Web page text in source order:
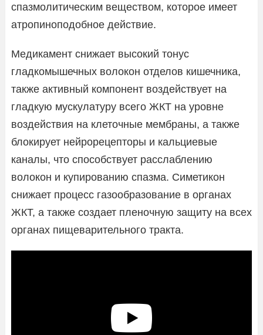
спазмолитическим веществом, которое имеет
атропиноподобное действие.
Медикамент снижает высокий тонус
гладкомышечных волокон отделов кишечника,
также активный компонент воздействует на
гладкую мускулатуру всего ЖКТ на уровне
воздействия на клеточные мембраны, а также
блокирует нейрорецепторы и кальциевые
каналы, что способствует расслаблению
волокон и купированию спазма. Симетикон
снижает процесс газообразование в органах
ЖКТ, а также создает пленочную защиту на всех
органах пищеварительного тракта.